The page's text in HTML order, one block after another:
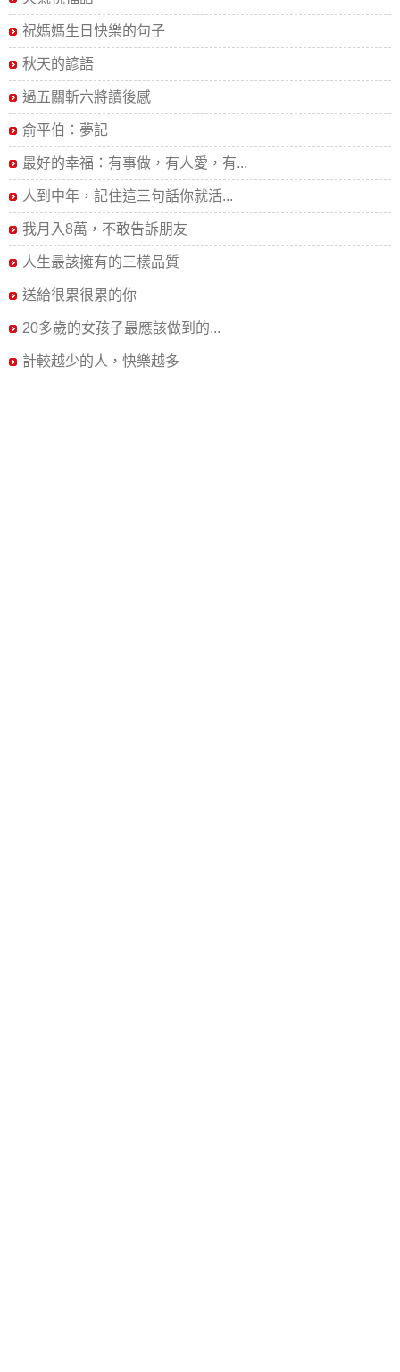
祝媽媽生日快樂的句子
秋天的諺語
過五關斬六將讀後感
俞平伯：夢記
最好的幸福：有事做，有人愛，有...
人到中年，記住這三句話你就活...
我月入8萬，不敢告訴朋友
人生最該擁有的三樣品質
送給很累很累的你
20多歲的女孩子最應該做到的...
計較越少的人，快樂越多